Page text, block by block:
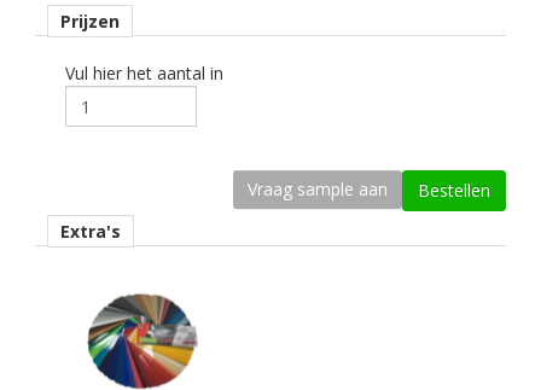
50 mu.
Kleefkracht (N/25mm)
Maximale krimp (mm)
0,1.
Minimale aanbrengstemperatuur (°C)
Temperatuurbereik (°C)
Prijzen
Vul hier het aantal in
Extra's